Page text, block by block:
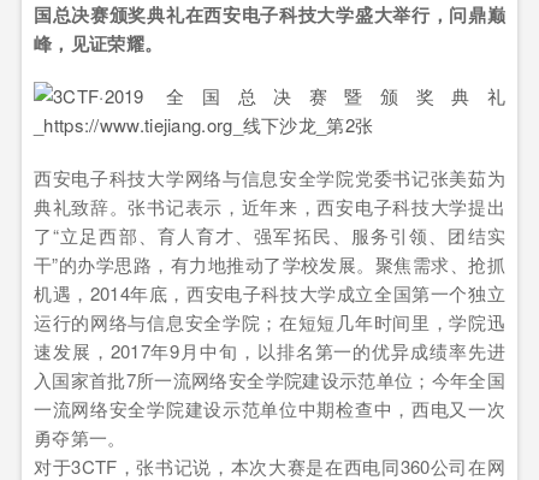
国总决赛颁奖典礼在西安电子科技大学盛大举行，问鼎巅
峰，见证荣耀。
西安电子科技大学网络与信息安全学院党委书记张美茹为
典礼致辞。张书记表示，近年来，西安电子科技大学提出
了“立足西部、育人育才、强军拓民、服务引领、团结实
干”的办学思路，有力地推动了学校发展。聚焦需求、抢抓
机遇，2014年底，西安电子科技大学成立全国第一个独立
运行的网络与信息安全学院；在短短几年时间里，学院迅
速发展，2017年9月中旬，以排名第一的优异成绩率先进
入国家首批7所一流网络安全学院建设示范单位；今年全国
一流网络安全学院建设示范单位中期检查中，西电又一次
勇夺第一。
对于3CTF，张书记说，本次大赛是在西电同360公司在网